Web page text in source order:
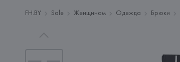
FH.BY Sale Женщинам Одежда Брюки